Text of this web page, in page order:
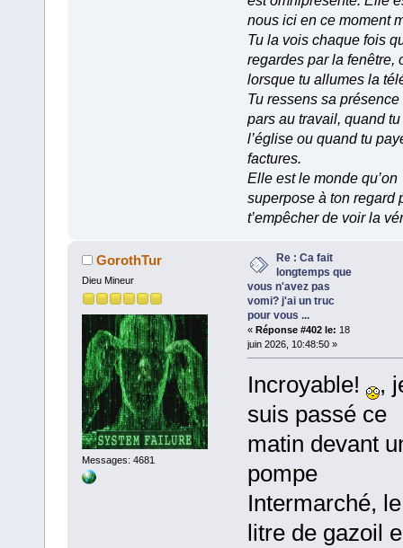
nous ici en ce moment
Tu la vois chaque fois
regardes par la fenêtre,
lorsque tu allumes la
Tu ressens sa
pars au travail, quand
l’église ou quand tu
factures.
Elle est le monde qu’on
superpose à ton regard
t’empêcher de voir la
GorothTur
Dieu Mineur
Messages: 4681
Re : Ca fait
longtemps que
vous n'avez pas
vomi? j'ai un truc
pour vous ...
« Réponse #402 le: 18
juin 2026, 10:48:50 »
Incroyable!
,
suis passé ce
matin devant
pompe
Intermarché, le
litre de gazoil